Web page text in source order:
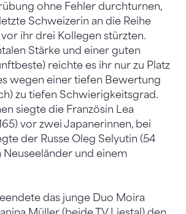
ohne Fehler durchturnen,
Schweizerin an die Reihe
ihr drei Kollegen stürzten.
Stärke und einer guten
reichte es ihr nur zu Platz
wegen einer tiefen Bewertung
zu tiefen Schwierigkeitsgrad.
siegte die Französin Lea
vor zwei Japanerinnen, bei
der Russe Oleg Selyutin (54
Neuseeländer und einem
das junge Duo Moira